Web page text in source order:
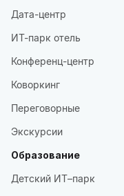
Дата-центр
ИТ-парк отель
Конференц-центр
Коворкинг
Переговорные
Экскурсии
Образование
Детский ИТ–парк